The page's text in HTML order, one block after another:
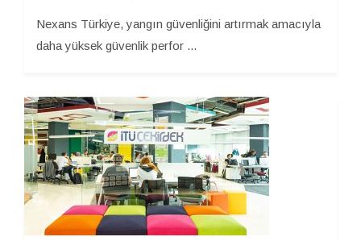
Nexans Türkiye, yangın güvenliğini artırmak amacıyla
daha yüksek güvenlik perfor ...